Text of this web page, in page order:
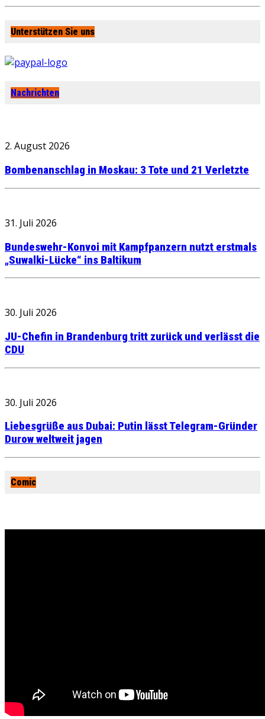
Unterstützen Sie uns
Nachrichten
2. August 2026
Bombenanschlag in Moskau: 3 Tote und 21 Verletzte
31. Juli 2026
Bundeswehr-Konvoi mit Kampfpanzern nutzt erstmals
„Suwalki-Lücke“ ins Baltikum
30. Juli 2026
JU-Chefin in Brandenburg tritt zurück und verlässt die
CDU
30. Juli 2026
Liebesgrüße aus Dubai: Putin lässt Telegram-Gründer
Durow weltweit jagen
Comic